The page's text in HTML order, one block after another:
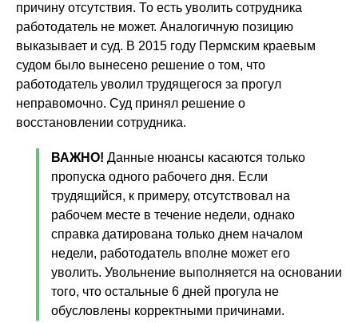
причину отсутствия. То есть уволить сотрудника
работодатель не может. Аналогичную позицию
выказывает и суд. В 2015 году Пермским краевым
судом было вынесено решение о том, что
работодатель уволил трудящегося за прогул
неправомочно. Суд принял решение о
восстановлении сотрудника.
ВАЖНО! Данные нюансы касаются только
пропуска одного рабочего дня. Если
трудящийся, к примеру, отсутствовал на
рабочем месте в течение недели, однако
справка датирована только днем началом
недели, работодатель вполне может его
уволить. Увольнение выполняется на основании
того, что остальные 6 дней прогула не
обусловлены корректными причинами.